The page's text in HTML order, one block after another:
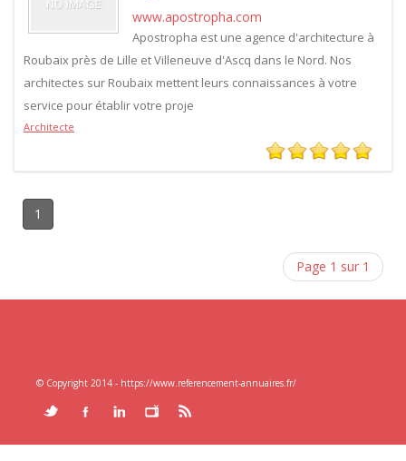
www.apostropha.com
Apostropha est une agence d'architecture à
Roubaix près de Lille et Villeneuve d'Ascq dans le Nord. Nos
architectes sur Roubaix mettent leurs connaissances à votre
service pour établir votre proje
Architecte
1
Page 1 sur 1
© Copyright 2014 - https://www.referencement-annuaires.fr/